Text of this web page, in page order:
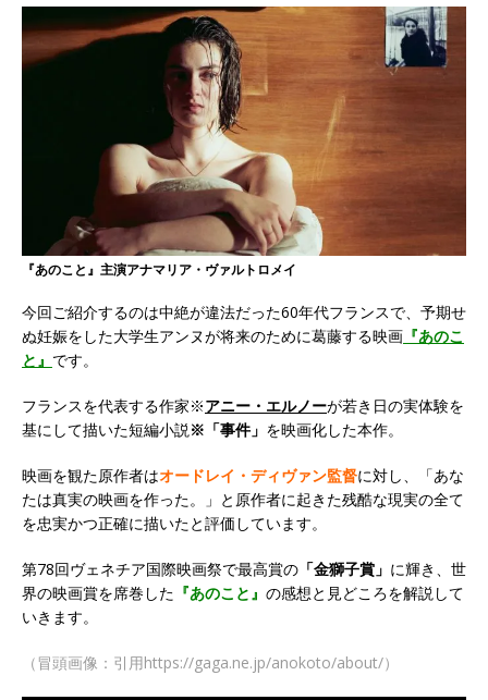
『あのこと』主演アナマリア・ヴァルトロメイ
今回ご紹介するのは中絶が違法だった60年代フランスで、予期せ
ぬ妊娠をした大学生アンヌが将来のために葛藤する映画 『あのこ
と』 です。
フランスを代表する作家※アニー・エルノーが若き日の実体験を
基にして描いた短編小説※「事件」 を映画化した本作。
映画を観た原作者はオードレイ・ディヴァン監督に対し、「あな
たは真実の映画を作った。」と原作者に起きた残酷な現実の全て
を忠実かつ正確に描いたと評価しています。
第78回ヴェネチア国際映画祭で最高賞の 「金獅子賞」 に輝き、世
界の映画賞を席巻した 『あのこと』 の感想と見どころを解説して
いきます。
（冒頭画像：引用https://gaga.ne.jp/anokoto/about/）